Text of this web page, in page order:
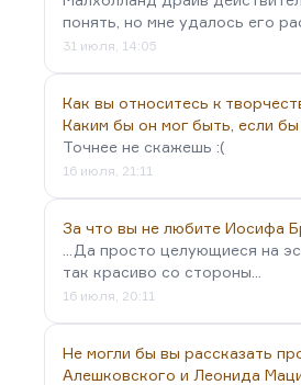
понять, но мне удалось его
31 июля, 14:05
Как вы относитесь к
Каким бы он мог быть, если бы
Точнее не скажешь :(
16 июля, 21:11
За что вы не любите Иосифа
...Да просто целующиеся на
так красиво со стороны...
16 июля, 20:11
Не могли бы вы рассказать
Алешковского и Леонида